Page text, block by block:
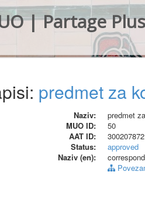
| Partage Plus
predmet za
Naziv:
predmet
MUO ID:
50
AAT ID:
300207872
Status:
approved
Naziv (en):